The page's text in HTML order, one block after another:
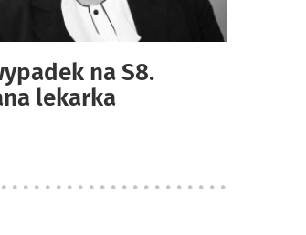
na S8.
lekarka